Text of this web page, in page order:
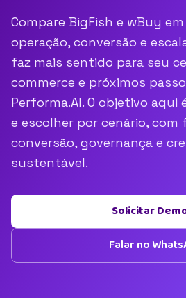
Compare BigFish e wBuy
operação, conversão e
faz mais sentido para seu
commerce e próximos
Performa.AI. O objetivo aqui
e escolher por cenário, com
conversão, governança e
sustentável.
Solicitar
Falar no